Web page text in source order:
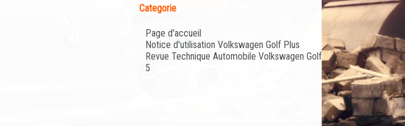
Categorie
Page d'accueil
Notice d'utilisation Volkswagen Golf Plus
Revue Technique Automobile Volkswagen Golf
5